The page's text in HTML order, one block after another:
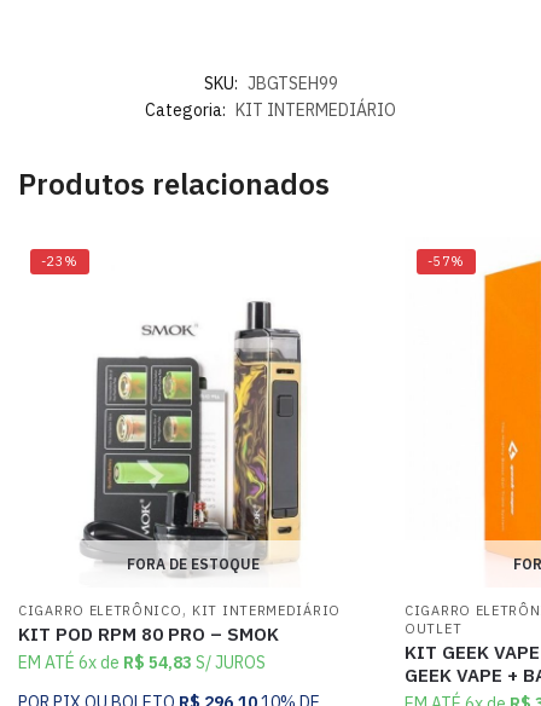
SKU: JBGTSEH99
Categoria:
KIT INTERMEDIÁRIO
Produtos relacionados
-23%
FORA DE ESTOQUE
CIGARRO ELETRÔNICO , KIT INTERMEDIÁRIO
KIT POD RPM 80 PRO – SMOK
EM ATÉ 6x de R$ 54,83 S/ JUROS
-57%
CIGARRO
OUTLET
KIT GEEK
GEEK VAPE +